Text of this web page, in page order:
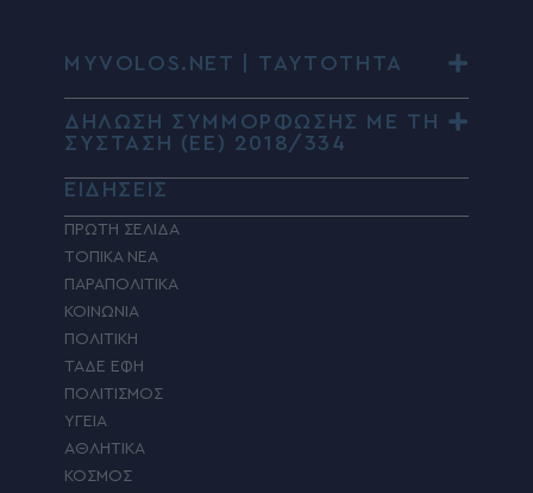
MYVOLOS.NET | ΤΑΥΤΟΤΗΤΑ
ΔΗΛΩΣΗ ΣΥΜΜΟΡΦΩΣΗΣ ΜΕ ΤΗ
ΣΥΣΤΑΣΗ (ΕΕ) 2018/334
ΕΙΔΗΣΕΙΣ
ΠΡΩΤΗ ΣΕΛΙΔΑ
ΤΟΠΙΚΑ ΝΕΑ
ΠΑΡΑΠΟΛΙΤΙΚΑ
ΚΟΙΝΩΝΙΑ
ΠΟΛΙΤΙΚΗ
ΤΑΔΕ ΕΦΗ
ΠΟΛΙΤΙΣΜΟΣ
ΥΓΕΙΑ
ΑΘΛΗΤΙΚΑ
ΚΟΣΜΟΣ